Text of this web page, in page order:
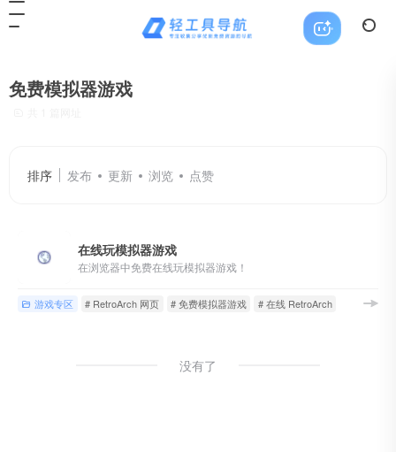
免费模拟器游戏
排序 发布 更新 浏览 点赞
在线玩模拟器游戏
在浏览器中免费在线玩模拟器游戏！
游戏专区 # RetroArch 网页 # 免费模拟器游戏 # 在线 RetroArch
没有了